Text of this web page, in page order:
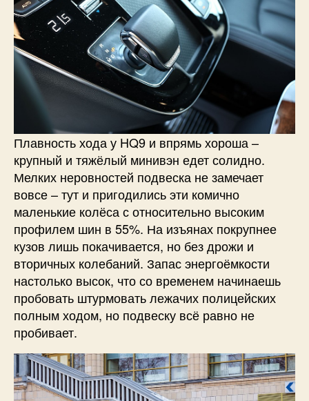
Плавность хода у HQ9 и впрямь хороша –
крупный и тяжёлый минивэн едет солидно.
Мелких неровностей подвеска не замечает
вовсе – тут и пригодились эти комично
маленькие колёса с относительно высоким
профилем шин в 55%. На изъянах покрупнее
кузов лишь покачивается, но без дрожи и
вторичных колебаний. Запас энергоёмкости
настолько высок, что со временем начинаешь
пробовать штурмовать лежачих полицейских
полным ходом, но подвеску всё равно не
пробивает.